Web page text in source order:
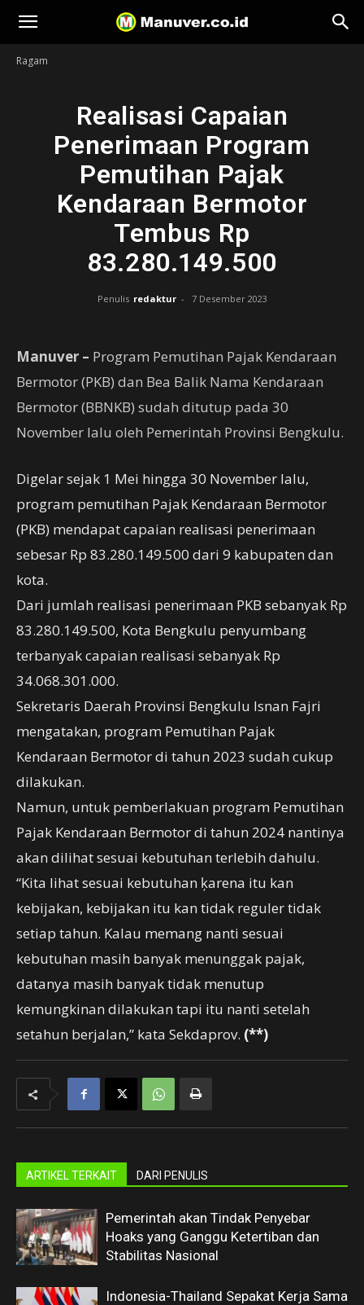
Manuver
Ragam
Realisasi Capaian
Penerimaan Program
Pemutihan Pajak
Kendaraan Bermotor
Tembus Rp
83.280.149.500
Penulis redaktur - 7 Desember 2023
Manuver – Program Pemutihan Pajak Kendaraan
Bermotor (PKB) dan Bea Balik Nama Kendaraan
Bermotor (BBNKB) sudah ditutup pada 30
November lalu oleh Pemerintah Provinsi Bengkulu.
Digelar sejak 1 Mei hingga 30 November lalu,
program pemutihan Pajak Kendaraan Bermotor
(PKB) mendapat capaian realisasi penerimaan
sebesar Rp 83.280.149.500 dari 9 kabupaten dan
kota.
Dari jumlah realisasi penerimaan PKB sebanyak Rp
83.280.149.500, Kota Bengkulu penyumbang
terbanyak capaian realisasi sebanyak Rp
34.068.301.000.
Sekretaris Daerah Provinsi Bengkulu Isnan Fajri
mengatakan, program Pemutihan Pajak
Kendaraan Bermotor di tahun 2023 sudah cukup
dilakukan.
Namun, untuk pemberlakuan program Pemutihan
Pajak Kendaraan Bermotor di tahun 2024 nantinya
akan dilihat sesuai kebutuhan terlebih dahulu.
“Kita lihat sesuai kebutuhan ķarena itu kan
kebijakan, kebijakan itu kan tidak reguler tidak
setiap tahun. Kalau memang nanti sesuai
kebutuhan masih banyak menunggak pajak,
datanya masih banyak tidak menutup
kemungkinan dilakukan tapi itu nanti setelah
setahun berjalan,” kata Sekdaprov. (**)
ARTIKEL TERKAIT DARI PENULIS
Pemerintah akan Tindak Penyebar
Hoaks yang Ganggu Ketertiban dan
Stabilitas Nasional
Indonesia-Thailand Sepakat Kerja Sama